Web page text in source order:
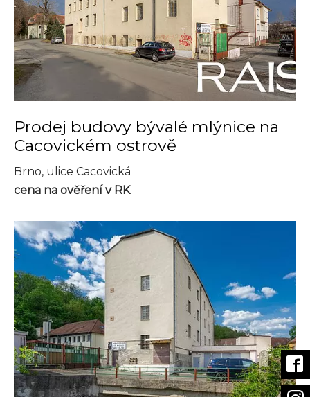
Prodej budovy bývalé mlýnice na
Cacovickém ostrově
Brno, ulice Cacovická
cena na ověření v RK